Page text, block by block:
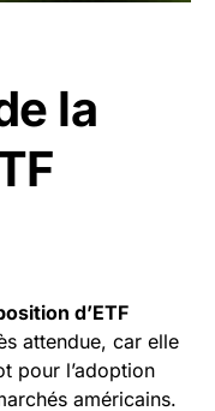
la
d’ETF
attendue, car elle
pour l’adoption
américains.